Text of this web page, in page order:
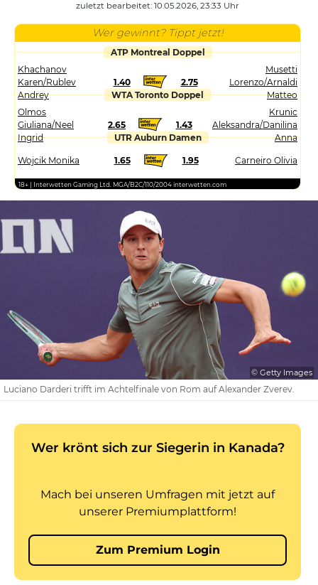
zuletzt bearbeitet: 10.05.2026, 23:33 Uhr
Wer gewinnt? Tippt jetzt!
ATP Montreal Doppel
Khachanov
Karen/Rublev
Andrey
1.40 2.75
Musetti
Lorenzo/Arnaldi
Matteo
WTA Toronto Doppel
Olmos
Giuliana/Neel
Ingrid
2.65 1.43
Krunic
Aleksandra/Danilina
Anna
UTR Auburn Damen
Wojcik Monika 1.65 1.95 Carneiro Olivia
18+ | Interwetten Gaming Ltd. MGA/B2C/110/2004 interwetten.com
© Getty Images
Luciano Darderi trifft im Achtelfinale von Rom auf Alexander Zverev.